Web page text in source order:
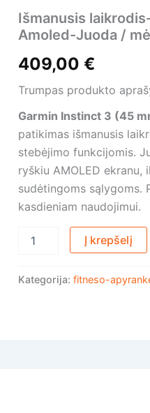
Išmanusis
Amoled-Juoda /
409,00 €
Trumpas produkto
Garmin Instinct 3 (45
patikimas išmanusis
stebėjimo funkcijomis.
ryškiu AMOLED
sudėtingoms sąlygoms.
kasdieniam naudojimui.
Instinct
3-
"
45
Amoled-
Juoda
/
mėlyna
Į krepšelį
Kategorija: fitneso-